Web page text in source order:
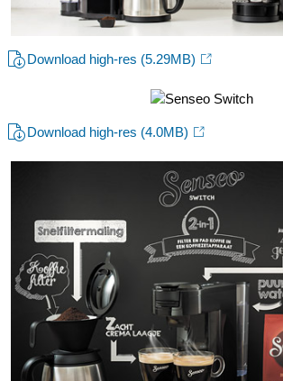
Download high-res (5.29MB)
Download high-res (4.0MB)